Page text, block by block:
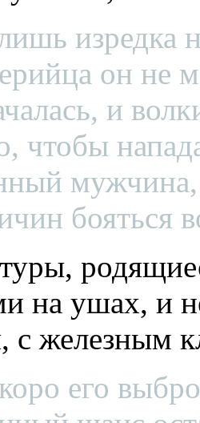
шь изредка
он не
и
чтобы
бояться
на ушах, и
с железным
его